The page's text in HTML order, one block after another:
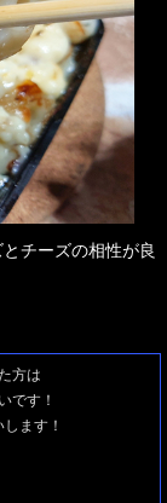
チーズの相性が良
方は
です！
ます！